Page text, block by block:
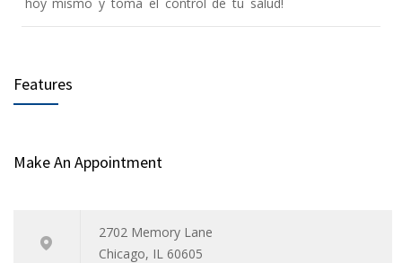
Features
Make An Appointment
2702 Memory Lane
Chicago, IL 60605